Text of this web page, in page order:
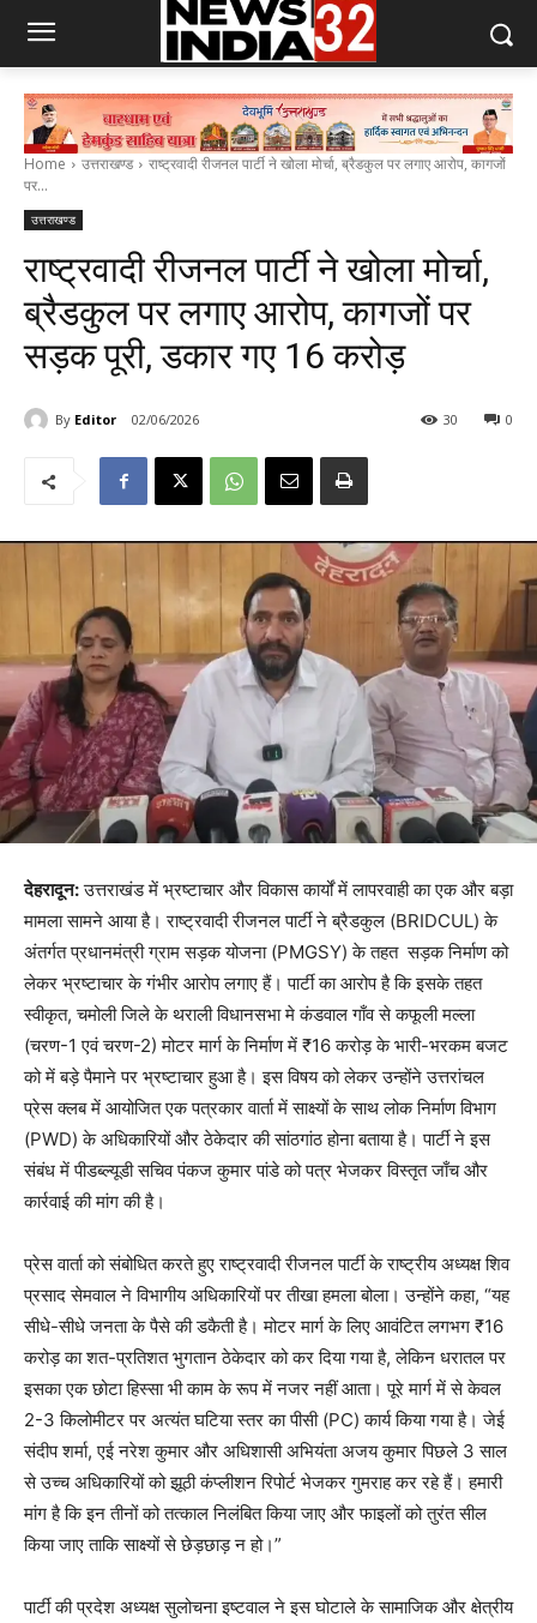
Home उत्तराखण्ड
राष्ट्रवादी रीजनल पार्टी ने खोला मोर्चा, ब्रैडकुल पर लगाए आरोप, कागजों
पर...
उत्तराखण्ड
राष्ट्रवादी रीजनल पार्टी ने खोला मोर्चा,
ब्रैडकुल पर लगाए आरोप, कागजों पर
सड़क पूरी, डकार गए ₹16 करोड़
By Editor 02/06/2026 0
30
​देहरादून:उत्तराखंड में भ्रष्टाचार और विकास कार्यों में लापरवाही का एक और बड़ा
मामला सामने आया है। राष्ट्रवादी रीजनल पार्टी ने ब्रैडकुल (BRIDCUL) के
अंतर्गत प्रधानमंत्री ग्राम सड़क योजना (PMGSY) के तहत सड़क निर्माण को
लेकर भ्रष्टाचार के गंभीर आरोप लगाए हैं। पार्टी का आरोप है कि इसके तहत
स्वीकृत, चमोली जिले के थराली विधानसभा मे कंडवाल गाँव से कफूली मल्ला
(चरण-1 एवं चरण-2) मोटर मार्ग के निर्माण में ₹16 करोड़ के भारी-भरकम बजट
को में बड़े पैमाने पर भ्रष्टाचार हुआ है। इस विषय को लेकर उन्होंने उत्तरांचल
प्रेस क्लब में आयोजित एक पत्रकार वार्ता में साक्ष्यों के साथ लोक निर्माण विभाग
(PWD) के अधिकारियों और ठेकेदार की सांठगांठ होना बताया है। पार्टी ने इस
संबंध में पीडब्ल्यूडी सचिव पंकज कुमार पांडे को पत्र भेजकर विस्तृत जाँच और
कार्रवाई की मांग की है।
​प्रेस वार्ता को संबोधित करते हुए राष्ट्रवादी रीजनल पार्टी के राष्ट्रीय अध्यक्ष शिव
प्रसाद सेमवाल ने विभागीय अधिकारियों पर तीखा हमला बोला। उन्होंने कहा, “यह
सीधे-सीधे जनता के पैसे की डकैती है। मोटर मार्ग के लिए आवंटित लगभग ₹16
करोड़ का शत-प्रतिशत भुगतान ठेकेदार को कर दिया गया है, लेकिन धरातल पर
इसका एक छोटा हिस्सा भी काम के रूप में नजर नहीं आता। पूरे मार्ग में से केवल
2-3 किलोमीटर पर अत्यंत घटिया स्तर का पीसी (PC) कार्य किया गया है। जेई
संदीप शर्मा, एई नरेश कुमार और अधिशासी अभियंता अजय कुमार पिछले 3 साल
से उच्च अधिकारियों को झूठी कंप्लीशन रिपोर्ट भेजकर गुमराह कर रहे हैं। हमारी
मांग है कि इन तीनों को तत्काल निलंबित किया जाए और फाइलों को तुरंत सील
किया जाए ताकि साक्ष्यों से छेड़छाड़ न हो।”
​पार्टी की प्रदेश अध्यक्ष सुलोचना इष्टवाल ने इस घोटाले के सामाजिक और क्षेत्रीय